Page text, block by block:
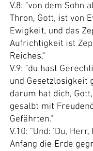
V.8: "von dem Sohn
Thron, Gott, ist von
Ewigkeit, und das
Aufrichtigkeit ist
Reiches,"
V.9: "du hast
und Gesetzlosigkeit
darum hat dich,
gesalbt mit
Gefährten."
V.10: "Und: 'Du,
Anfang die Erde